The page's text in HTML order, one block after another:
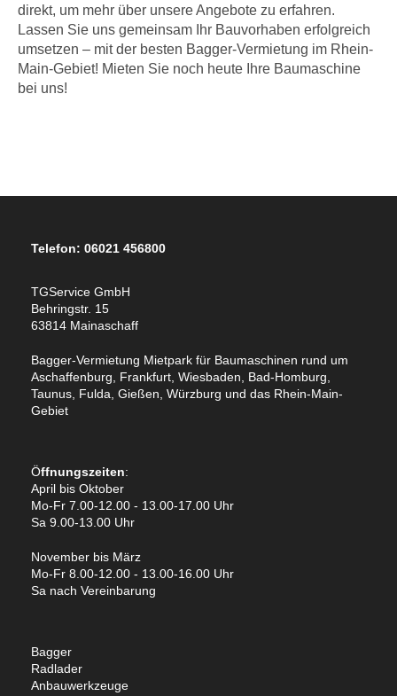
direkt, um mehr über unsere Angebote zu erfahren.
Lassen Sie uns gemeinsam Ihr Bauvorhaben erfolgreich
umsetzen – mit der besten Bagger-Vermietung im Rhein-
Main-Gebiet! Mieten Sie noch heute Ihre Baumaschine
bei uns!
Telefon: 06021 456800
TGService GmbH
Behringstr. 15
63814 Mainaschaff
Bagger-Vermietung Mietpark für Baumaschinen rund um
Aschaffenburg, Frankfurt, Wiesbaden, Bad-Homburg,
Taunus, Fulda, Gießen, Würzburg und das Rhein-Main-
Gebiet
Öffnungszeiten:
April bis Oktober
Mo-Fr 7.00-12.00 - 13.00-17.00 Uhr
Sa 9.00-13.00 Uhr
November bis März
Mo-Fr 8.00-12.00 - 13.00-16.00 Uhr
Sa nach Vereinbarung
Bagger
Radlader
Anbauwerkzeuge